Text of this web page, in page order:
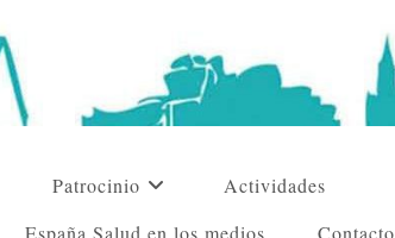
Patrocinio
Actividades
España Salud en los medios Contacto